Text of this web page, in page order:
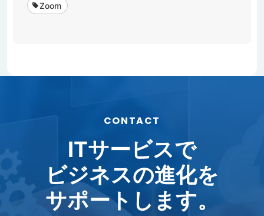
Zoom
CONTACT
ITサービスで
ビジネスの進化を
サポートします。